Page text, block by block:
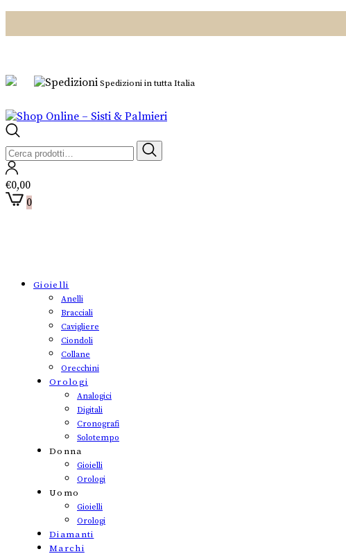
Spedizioni in tutta Italia
Cerca:
€0,00
0
Gioielli
Anelli
Bracciali
Cavigliere
Ciondoli
Collane
Orecchini
Orologi
Analogici
Digitali
Cronografi
Solotempo
Donna
Gioielli
Orologi
Uomo
Gioielli
Orologi
Diamanti
Marchi